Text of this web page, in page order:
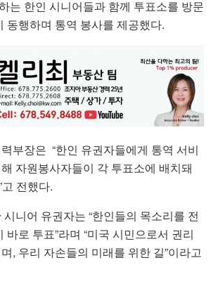
는 한인 시니어들과 함께 투표소를 방문
동행하며 통역 봉사를 제공했다.
부장은 “한인 유권자들에게 통역 서비
자원봉사자들이 각 투표소에 배치돼
전했다.
니어 유권자는 “한인들의 목소리를 전
바로 투표”라며 “미국 시민으로서 권리
, 우리 자손들의 미래를 위한 길”이라고